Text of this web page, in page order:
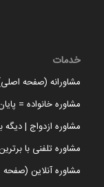
خدمات
مشاورانه (صفحه
مشاوره خانواده =
مشاوره ازدواج | دیگه
مشاوره تلفنی با
مشاوره آنلاین